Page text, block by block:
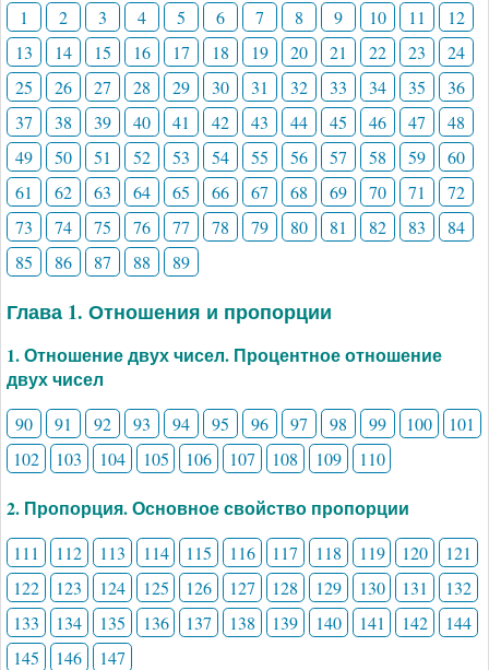
1 2 3 4 5 6 7 8 9 10 11
12
13
14 15 16 17 18 19 20 21 22 23
24
25
26 27 28 29 30 31 32 33 34 35
36
37
38 39 40 41 42 43 44 45 46 47
48
49
50 51 52 53 54 55 56 57 58 59
60
61
62 63 64 65 66 67 68 69 70 71
72
73
74 75 76 77 78 79 80 81 82 83
84
85
86 87 88 89
Глава 1. Отношения и пропорции
1. Отношение двух чисел. Процентное отношение
двух чисел
90 91 92 93 94 95 96 97 98 99 100
101
102
103 104 105 106 107 108 109 110
2. Пропорция. Основное свойство пропорции
111 112 113 114 115 116 117 118 119 120
121
122
123 124 125 126 127 128 129 130 131
132
133
134 135 136 137 138 139 140 141 142
144
145
146 147